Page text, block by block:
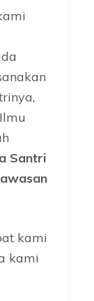
Santri
kami
kami